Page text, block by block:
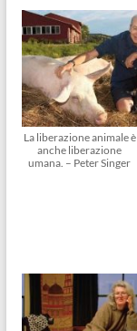
La liberazione animale è
anche liberazione
umana. – Peter Singer